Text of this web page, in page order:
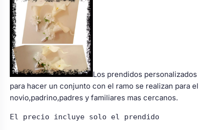
Los prendidos personalizados
para hacer un conjunto con el ramo se realizan para el
novio,padrino,padres y familiares mas cercanos.
El precio incluye solo el prendido